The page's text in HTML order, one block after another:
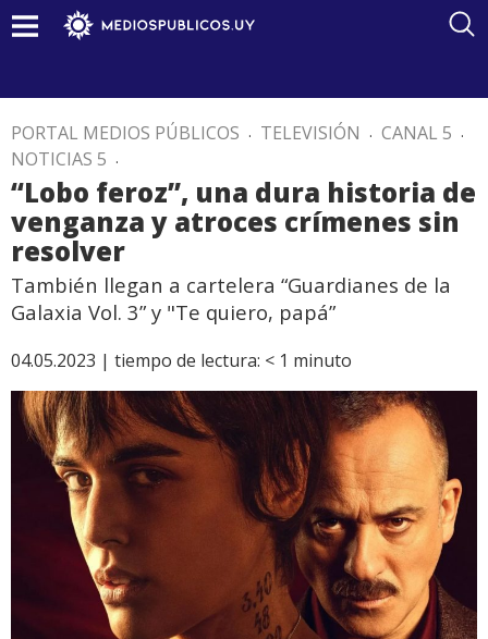
PORTAL MEDIOS PÚBLICOS . TELEVISIÓN . CANAL 5 .
NOTICIAS 5 .
“Lobo feroz”, una dura historia de
venganza y atroces crímenes sin
resolver
También llegan a cartelera “Guardianes de la
Galaxia Vol. 3” y "Te quiero, papá”
04.05.2023 | tiempo de lectura: < 1 minuto